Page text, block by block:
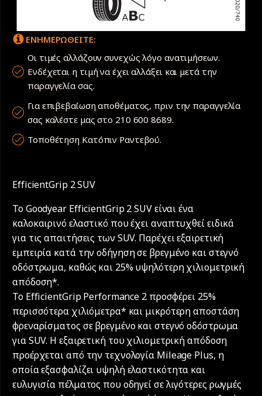
ΕΝΗΜΕΡΩΘΕΙΤΕ:
Οι τιμές αλλάζουν συνεχώς λόγο ανατιμήσεων.
Ενδέχεται η τιμή να έχει αλλάξει και μετά την
παραγγελία σας.
Για επιβεβαίωση αποθέματος, πριν την παραγγελία
σας καλέστε μας στο 210 600 8689.
Τοποθέτηση Κατόπιν Ραντεβού.
EfficientGrip 2 SUV
Το Goodyear EfficientGrip 2 SUV είναι ένα
καλοκαιρινό ελαστικό που έχει αναπτυχθεί ειδικά
για τις απαιτήσεις των SUV. Παρέχει εξαιρετική
εμπειρία κατά την οδήγηση σε βρεγμένο και στεγνό
οδόστρωμα, καθώς και 25% υψηλότερη χιλιομετρική
απόδοση*.
Το EfficientGrip Performance 2 προσφέρει 25%
περισσότερα χιλιόμετρα* και μικρότερη αποστάση
φρεναρίσματος σε βρεγμένο και στεγνό οδόστρωμα
για SUV. Η εξαιρετική του χιλιομετρική απόδοση
προέρχεται από την τεχνολογία Mileage Plus, η
οποία εξασφαλίζει υψηλή ελαστικότητα και
ευλυγισία πέλματος που οδηγεί σε λιγότερες ρωγμές